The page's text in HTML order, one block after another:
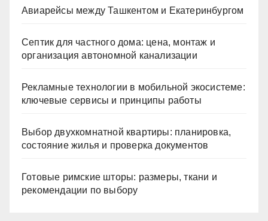
Авиарейсы между Ташкентом и Екатеринбургом
Септик для частного дома: цена, монтаж и
организация автономной канализации
Рекламные технологии в мобильной экосистеме:
ключевые сервисы и принципы работы
Выбор двухкомнатной квартиры: планировка,
состояние жилья и проверка документов
Готовые римские шторы: размеры, ткани и
рекомендации по выбору